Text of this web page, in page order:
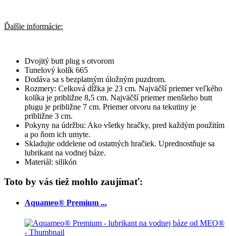
Ďalšie informácie:
Dvojitý butt plug s otvorom
Tunelový kolík 665
Dodáva sa s bezplatným úložným puzdrom.
Rozmery: Celková dĺžka je 23 cm. Najväčší priemer veľkého
kolíka je približne 8,5 cm. Najväčší priemer menšieho butt
plugu je približne 7 cm. Priemer otvoru na tekutiny je
približne 3 cm.
Pokyny na údržbu: Ako všetky hračky, pred každým použitím
a po ňom ich umyte.
Skladujte oddelene od ostatných hračiek. Uprednostňuje sa
lubrikant na vodnej báze.
Materiál: silikón
Toto by vás tiež mohlo zaujímať:
Aquameo® Premium ...